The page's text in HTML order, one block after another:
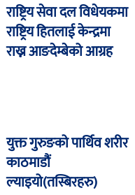
राष्ट्रिय सेवा दल विधेयकमा
राष्ट्रिय हितलाई केन्द्रमा
राख्न आङदेम्बेको आग्रह
युक्त गुरुङको पार्थिव शरीर
काठमाडौं
ल्याइयो(तस्बिरहरु)